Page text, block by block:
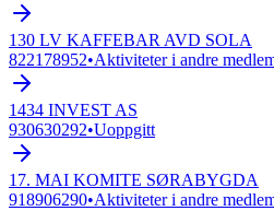
130 LV KAFFEBAR AVD SOLA
822178952•Aktiviteter i andre
1434 INVEST AS
930630292•Uoppgitt
17. MAI KOMITE SØRABYGDA
918906290•Aktiviteter i andre